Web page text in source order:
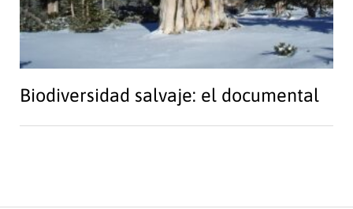
Biodiversidad salvaje: el documental